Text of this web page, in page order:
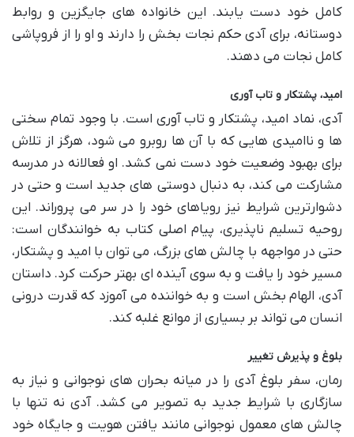
کامل خود دست یابند. این خانواده های جایگزین و روابط
دوستانه، برای آدی حکم نجات بخش را دارند و او را از فروپاشی
کامل نجات می دهند.
امید، پشتکار و تاب آوری
آدی، نماد امید، پشتکار و تاب آوری است. با وجود تمام سختی
ها و ناامیدی هایی که با آن ها روبرو می شود، هرگز از تلاش
برای بهبود وضعیت خود دست نمی کشد. او فعالانه در مدرسه
مشارکت می کند، به دنبال دوستی های جدید است و حتی در
دشوارترین شرایط نیز رویاهای خود را در سر می پروراند. این
روحیه تسلیم ناپذیری، پیام اصلی کتاب به خوانندگان است:
حتی در مواجهه با چالش های بزرگ، می توان با امید و پشتکار،
مسیر خود را یافت و به سوی آینده ای بهتر حرکت کرد. داستان
آدی، الهام بخش است و به خواننده می آموزد که قدرت درونی
انسان می تواند بر بسیاری از موانع غلبه کند.
بلوغ و پذیرش تغییر
رمان، سفر بلوغ آدی را در میانه بحران های نوجوانی و نیاز به
سازگاری با شرایط جدید به تصویر می کشد. آدی نه تنها با
چالش های معمول نوجوانی مانند یافتن هویت و جایگاه خود